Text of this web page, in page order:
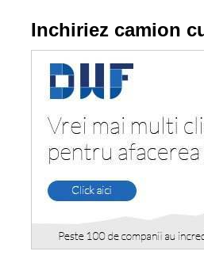
Inchiriez camion